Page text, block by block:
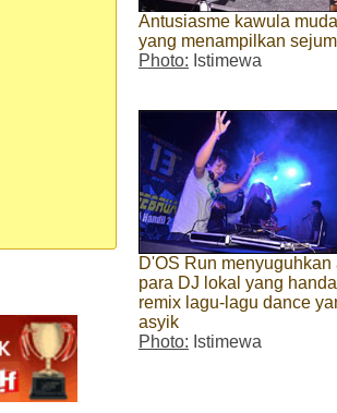
Antusiasme kawula
yang menampilkan
Photo: Istimewa
D'OS Run menyuguhkan
para DJ lokal yang
remix lagu-lagu dance
asyik
Photo: Istimewa